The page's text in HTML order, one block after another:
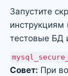
Запустите
инструкциям
тестовые БД
Совет: При